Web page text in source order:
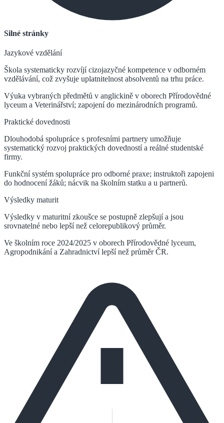
Silné stránky
Jazykové vzdělání
Škola systematicky rozvíjí cizojazyčné kompetence v odborném
vzdělávání, což zvyšuje uplatnitelnost absolventů na trhu práce.
Výuka vybraných předmětů v anglickině v oborech Přírodovědné
lyceum a Veterinářství; zapojení do mezinárodních programů.
Praktické dovednosti
Dlouhodobá spolupráce s profesními partnery umožňuje
systematický rozvoj praktických dovedností a reálné studentské
firmy.
Funkční systém spolupráce pro odborné praxe; instruktoři zapojeni
do hodnocení žáků; nácvik na školním statku a u partnerů.
Výsledky maturit
Výsledky v maturitní zkoušce se postupně zlepšují a jsou
srovnatelné nebo lepší než celorepublikový průměr.
Ve školním roce 2024/2025 v oborech Přírodovědné lyceum,
Agropodnikání a Zahradnictví lepší než průměr ČR.